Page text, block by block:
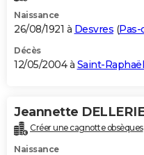
Naissance
26/08/1921 à Desvres (Pas-
Décès
12/05/2004 à Saint-Raphaël
Jeannette
Créer une cagnotte obsèques
Naissance